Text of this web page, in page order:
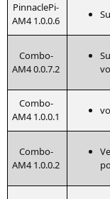
Pin­na­cl­ePi-
AM4 1.0.0.6
Com­bo-
AM4 0.0.7.2
Com­bo-
AM4 1.0.0.1
Com­bo-
AM4 1.0.0.2